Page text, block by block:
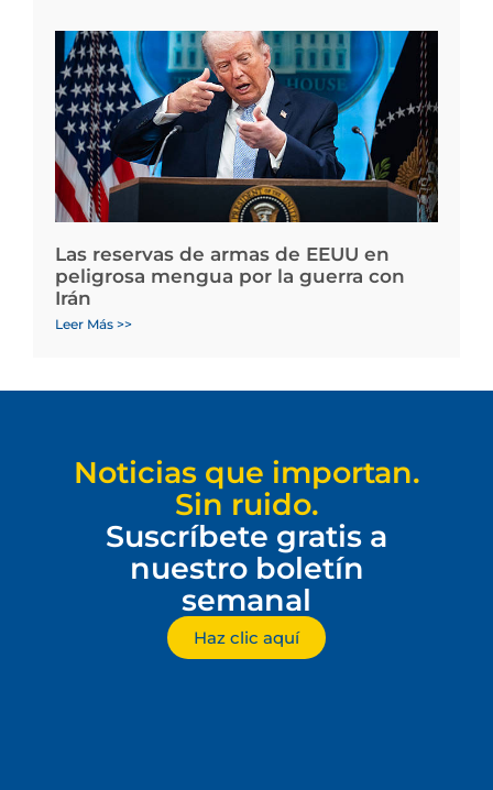
Las reservas de armas de EEUU en
peligrosa mengua por la guerra con
Irán
Leer Más >>
Noticias que importan.
Sin ruido.
Suscríbete gratis a
nuestro boletín
semanal
Haz clic aquí